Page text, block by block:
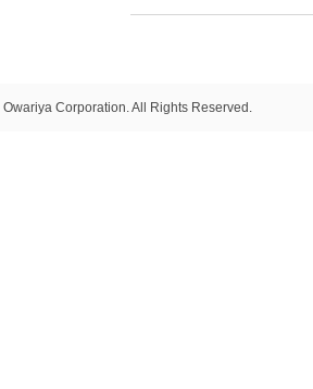
Corporation. All Rights Reserved.